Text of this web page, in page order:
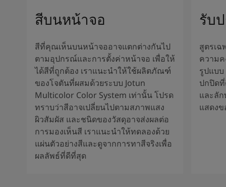
สีบนหน้าจอ
สีที่คุณเห็นบนหน้าจออาจแตกต่างกันไป
ตามอุปกรณ์และการตั้งค่าหน้าจอ เพื่อให้
ได้สีที่ถูกต้อง เราแนะนำให้ใช้ผลิตภัณฑ์
ของโจตันที่ผสมด้วยระบบ Jotun
Multicolor Color System เท่านั้น โปรด
ทราบว่าสีอาจเปลี่ยนไปตามสภาพแสง
ผิวสัมผัส และชนิดของวัสดุอาจส่งผลต่อ
การมองเห็นสี เราแนะนำให้ทดลองด้วย
แผ่นตัวอย่างสีและดูจากการทาสีจริงเพื่อ
ผลลัพธ์ที่ดีที่สุด
รับ
สูตรเฉ
ความ
รูปแบ
ปกปิดที่
และลั
แสดงข